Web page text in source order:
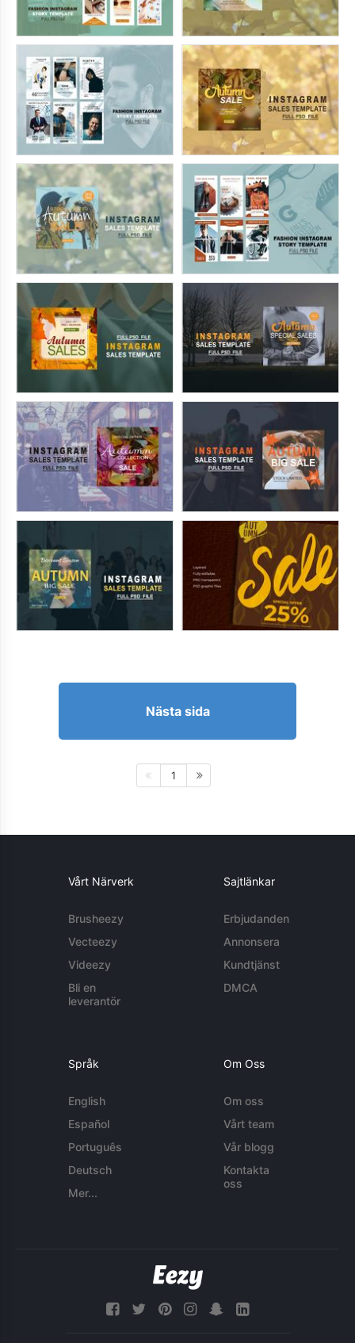
Nästa sida
1
Vårt Närverk
Brusheezy
Vecteezy
Videezy
Bli en
leverantör
Sajtlänkar
Erbjudanden
Annonsera
Kundtjänst
DMCA
Språk
English
Español
Português
Deutsch
Mer...
Om Oss
Om oss
Vårt team
Vår blogg
Kontakta
oss